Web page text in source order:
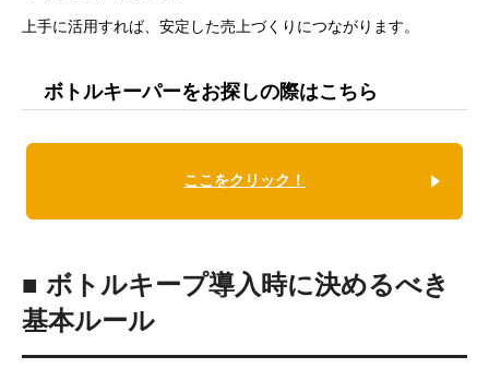
上手に活用すれば、安定した売上づくりにつながります。
ボトルキーパーをお探しの際はこちら
ここをクリック！
■ ボトルキープ導入時に決めるべき
基本ルール